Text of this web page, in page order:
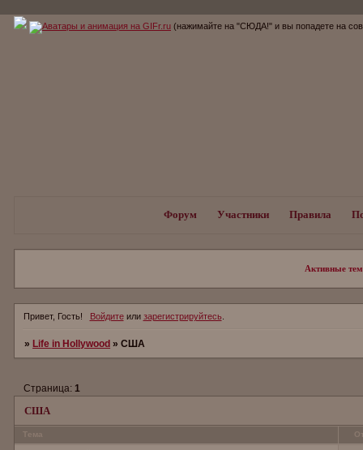
(нажимайте на "СЮДА!" и вы попадете на
Форум Участники Правила
Активные
Привет, Гость! Войдитеили зарегистрируйтесь.
»Life in Hollywood »США
США
Страница: 1
Тема